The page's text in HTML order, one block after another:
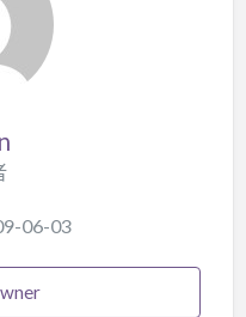
06-03